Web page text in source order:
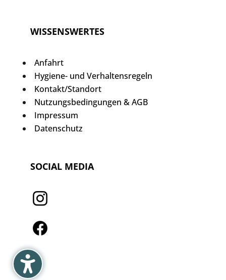
WISSENSWERTES
Anfahrt
Hygiene- und Verhaltensregeln
Kontakt/Standort
Nutzungsbedingungen & AGB
Impressum
Datenschutz
SOCIAL MEDIA